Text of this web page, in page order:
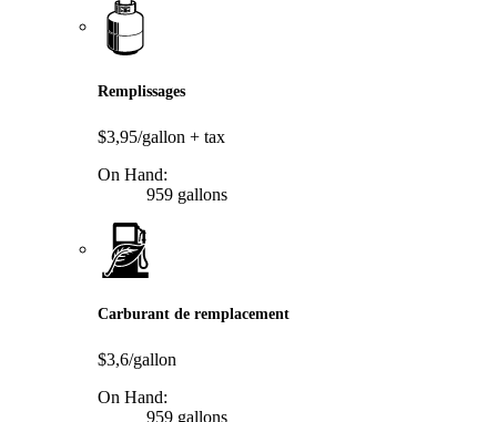
Remplissages
$3,95/gallon + tax
On Hand:
959 gallons
Carburant de remplacement
$3,6/gallon
On Hand:
959 gallons